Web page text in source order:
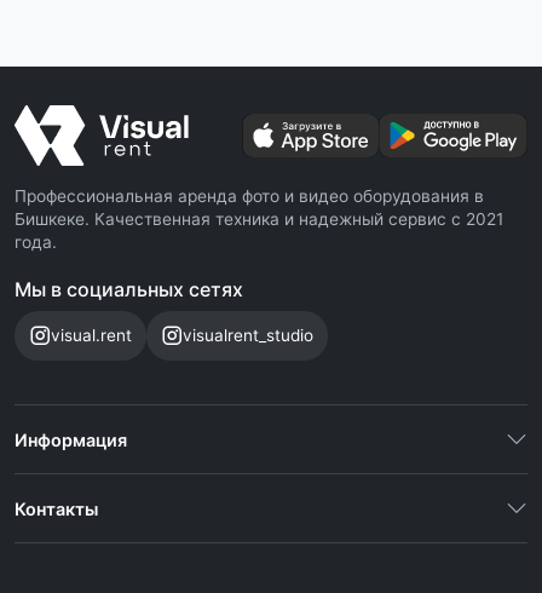
Профессиональная аренда фото и видео оборудования в
Бишкеке. Качественная техника и надежный сервис с 2021
года.
Мы в социальных сетях
visual.rent visualrent_studio
Информация
Контакты